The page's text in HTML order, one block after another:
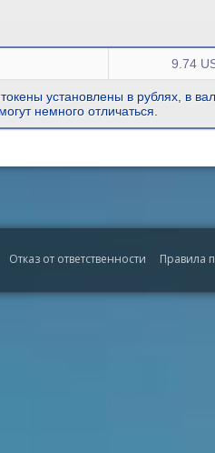
9.74
установлены в рублях, в
немного отличаться.
Отказ от ответственности Правила